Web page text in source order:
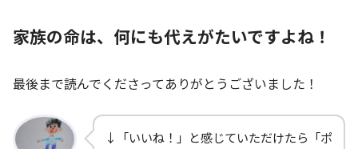
家族の命は、何にも代えがたいですよね！
最後まで読んでくださってありがとうございました！
↓「いいね！」と感じていただけたら「ポ